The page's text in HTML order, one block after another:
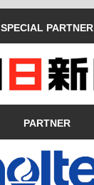
SPECIAL PARTNER
PARTNER